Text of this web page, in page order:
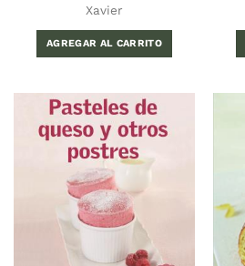
Xavier
AGREGAR AL CARRITO